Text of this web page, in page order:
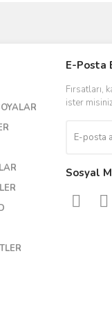
E-Posta
Fırsatları,
ister
Sosyal